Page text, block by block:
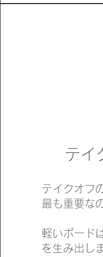
テイ
テイクオフ
最も重要な
軽いボード
を生み出し